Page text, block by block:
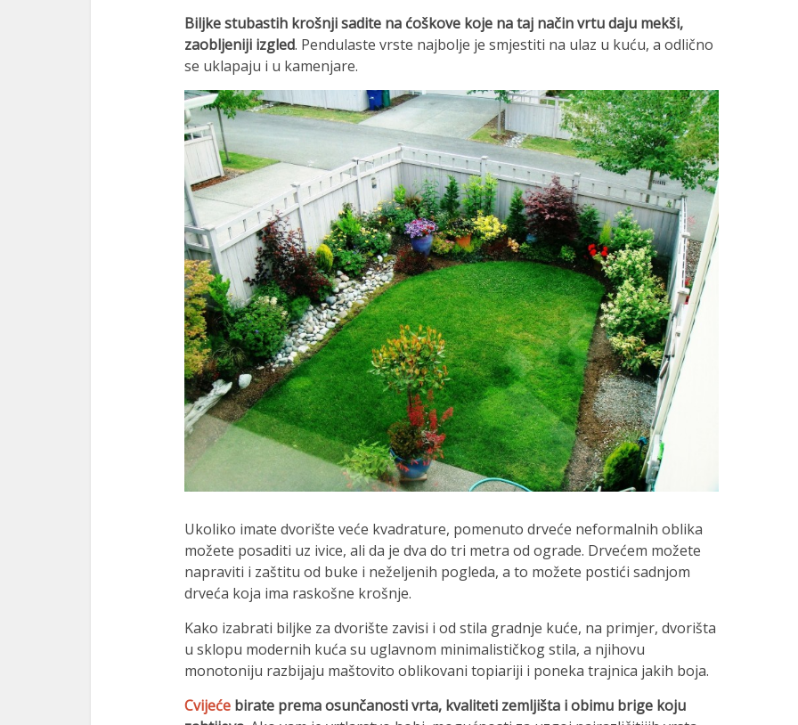
Biljke stubastih krošnji sadite na ćoškove koje na taj način vrtu daju mekši,
zaobljeniji izgled. Pendulaste vrste najbolje je smjestiti na ulaz u kuću, a odlično
se uklapaju i u kamenjare.
Ukoliko imate dvorište veće kvadrature, pomenuto drveće neformalnih oblika
možete posaditi uz ivice, ali da je dva do tri metra od ograde. Drvećem možete
napraviti i zaštitu od buke i neželjenih pogleda, a to možete postići sadnjom
drveća koja ima raskošne krošnje.
Kako izabrati biljke za dvorište zavisi i od stila gradnje kuće, na primjer, dvorišta
u sklopu modernih kuća su uglavnom minimalističkog stila, a njihovu
monotoniju razbijaju maštovito oblikovani topiariji i poneka trajnica jakih boja.
Cvijeće birate prema osunčanosti vrta, kvaliteti zemljišta i obimu brige koju